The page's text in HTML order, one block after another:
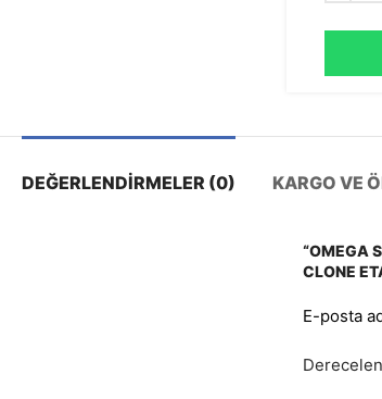
DEĞERLENDIRMELER (0) KARGO VE
“OMEGA
CLONE
E-posta